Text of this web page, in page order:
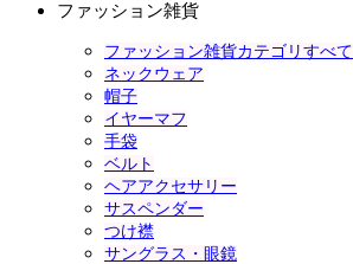
ファッション雑貨
ファッション雑貨カテゴリすべて
ネックウェア
帽子
イヤーマフ
手袋
ベルト
ヘアアクセサリー
サスペンダー
つけ襟
サングラス・眼鏡